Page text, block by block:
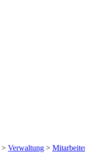
> Verwaltung >